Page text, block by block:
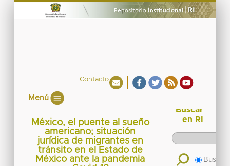
Contacto
Menú
México, el puente al sueño
americano; situación
jurídica de migrantes en
tránsito en el Estado de
México ante la pandemia
Buscar
en RI
Buscar